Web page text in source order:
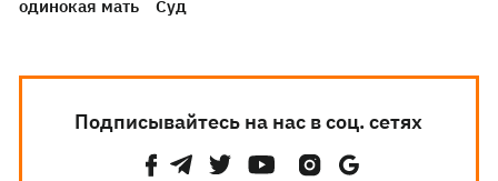
одинокая мать
Суд
Подписывайтесь на нас в соц. сетях